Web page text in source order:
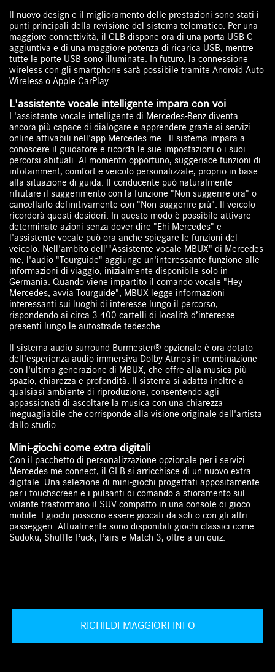
Il nuovo design e il miglioramento delle prestazioni sono stati i
punti principali della revisione del sistema telematico. Per una
maggiore connettività, il GLB dispone ora di una porta USB-C
aggiuntiva e di una maggiore potenza di ricarica USB, mentre
tutte le porte USB sono illuminate. In futuro, la connessione
wireless con gli smartphone sarà possibile tramite Android Auto
Wireless o Apple CarPlay.
L'assistente vocale intelligente impara con voi
L'assistente vocale intelligente di Mercedes-Benz diventa
ancora più capace di dialogare e apprendere grazie ai servizi
online attivabili nell'app Mercedes me . Il sistema impara a
conoscere il guidatore e ricorda le sue impostazioni o i suoi
percorsi abituali. Al momento opportuno, suggerisce funzioni di
infotainment, comfort e veicolo personalizzate, proprio in base
alla situazione di guida. Il conducente può naturalmente
rifiutare il suggerimento con la funzione "Non suggerire ora" o
cancellarlo definitivamente con "Non suggerire più". Il veicolo
ricorderà questi desideri. In questo modo è possibile attivare
determinate azioni senza dover dire "Ehi Mercedes" e
l'assistente vocale può ora anche spiegare le funzioni del
veicolo. Nell'ambito dell'"Assistente vocale MBUX" di Mercedes
me, l'audio "Tourguide" aggiunge un'interessante funzione alle
informazioni di viaggio, inizialmente disponibile solo in
Germania. Quando viene impartito il comando vocale "Hey
Mercedes, avvia Tourguide", MBUX legge informazioni
interessanti sui luoghi di interesse lungo il percorso,
rispondendo ai circa 3.400 cartelli di località d’interesse
presenti lungo le autostrade tedesche.
Il sistema audio surround Burmester® opzionale è ora dotato
dell'esperienza audio immersiva Dolby Atmos in combinazione
con l'ultima generazione di MBUX, che offre alla musica più
spazio, chiarezza e profondità. Il sistema si adatta inoltre a
qualsiasi ambiente di riproduzione, consentendo agli
appassionati di ascoltare la musica con una chiarezza
ineguagliabile che corrisponde alla visione originale dell'artista
dallo studio.
Mini-giochi come extra digitali
Con il pacchetto di personalizzazione opzionale per i servizi
Mercedes me connect, il GLB si arricchisce di un nuovo extra
digitale. Una selezione di mini-giochi progettati appositamente
per i touchscreen e i pulsanti di comando a sfioramento sul
volante trasformano il SUV compatto in una console di gioco
mobile. I giochi possono essere giocati da soli o con gli altri
passeggeri. Attualmente sono disponibili giochi classici come
Sudoku, Shuffle Puck, Pairs e Match 3, oltre a un quiz.
RICHIEDI MAGGIORI INFO